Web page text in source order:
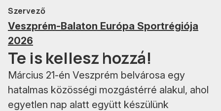
Szervező
Veszprém-Balaton Európa Sportrégiója
2026
Te is kellesz hozzá!
Március 21-én Veszprém belvárosa egy
hatalmas közösségi mozgástérré alakul, ahol
egyetlen nap alatt együtt készülünk